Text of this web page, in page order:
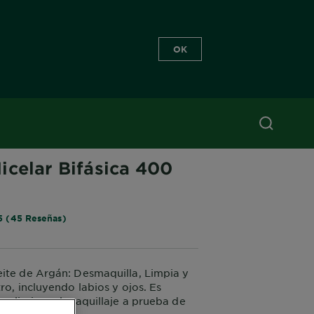
OK
Bifásica 400
(45 Reseñas)
de Argán: Desmaquilla, Limpia y
incluyendo labios y ojos. Es
eliminar el maquillaje a prueba de